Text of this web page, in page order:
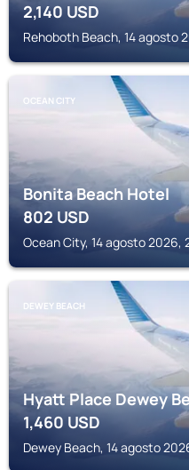
2,140USD
Rehoboth Beach, 14 agosto
OCEAN CITY
Bonita Beach Hotel
802USD
Ocean City, 14 agosto 2026,
DEWEY BEACH
Hyatt Place Dewey
1,460USD
Dewey Beach, 14 agosto